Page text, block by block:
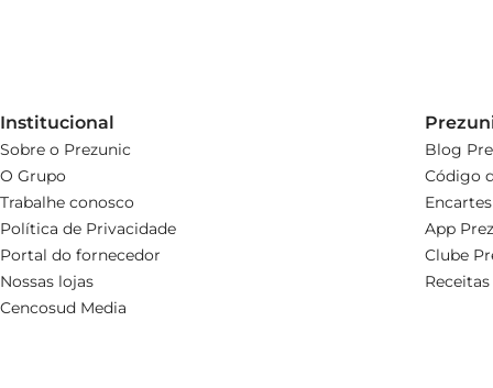
Institucional
Sobre o Prezunic
O Grupo
Trabalhe conosco
Política de Privacidade
Portal do fornecedor
Nossas lojas
Cencosud Media
Blog
Código
Encartes
App
Clube
Receitas